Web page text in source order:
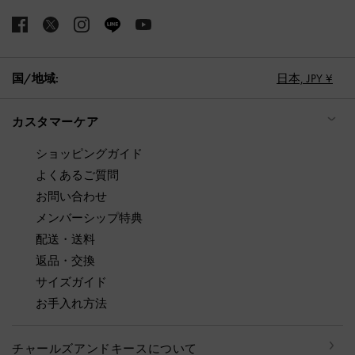
国/地域: 日本, JPY ¥
カスタマーケア
ショッピングガイド
よくあるご質問
お問い合わせ
メンバーシップ特典
配送・送料
返品・交換
サイズガイド
お手入れ方法
チャールズアンドキースについて